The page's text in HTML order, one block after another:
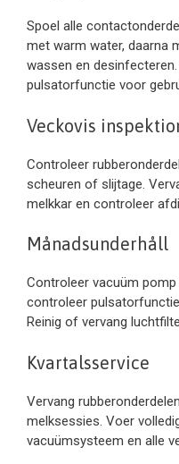
Spoel alle
met warm water, daarna
wassen en
pulsatorfunctie voor
Veckovis
Controleer
scheuren of slijtage.
melkkar en controleer
Månadsunderhåll
Controleer vacuüm
controleer
Reinig of vervang
Kvartalsservice
Vervang
melksessies. Voer
vacuümsysteem en alle